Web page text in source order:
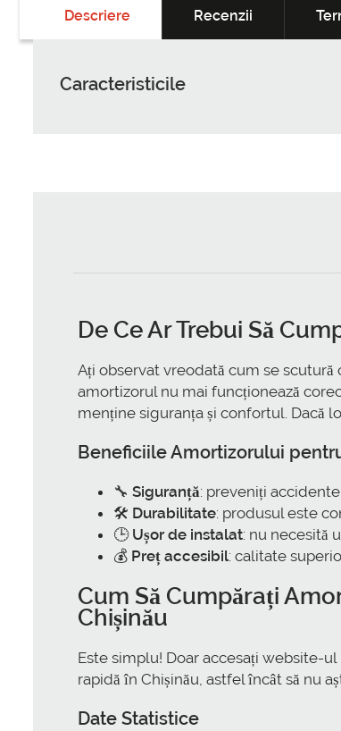
Descriere Recenzii
Caracteristicile
De Ce Ar Trebui Să
Ați observat vreodată cum se
amortizorul nu mai funcționează
menține siguranța și confortul. Dacă
BeneficiileAmortizorului
🔧 Siguranță: preveniți
🛠️ Durabilitate: produsul este
🕒 Ușor de instalat: nu necesită
💰 Preț accesibil: calitate
Cum Să Cumpărați
Chișinău
Este simplu! Doar accesați website-
rapidă în Chișinău, astfel încât să nu
Date Statistice